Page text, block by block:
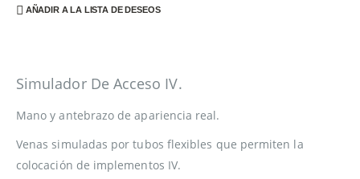
AÑADIR A LA LISTA DE DESEOS
Simulador De Acceso IV.
Mano y antebrazo de apariencia real.
Venas simuladas por tubos flexibles que permiten la
colocación de implementos IV.